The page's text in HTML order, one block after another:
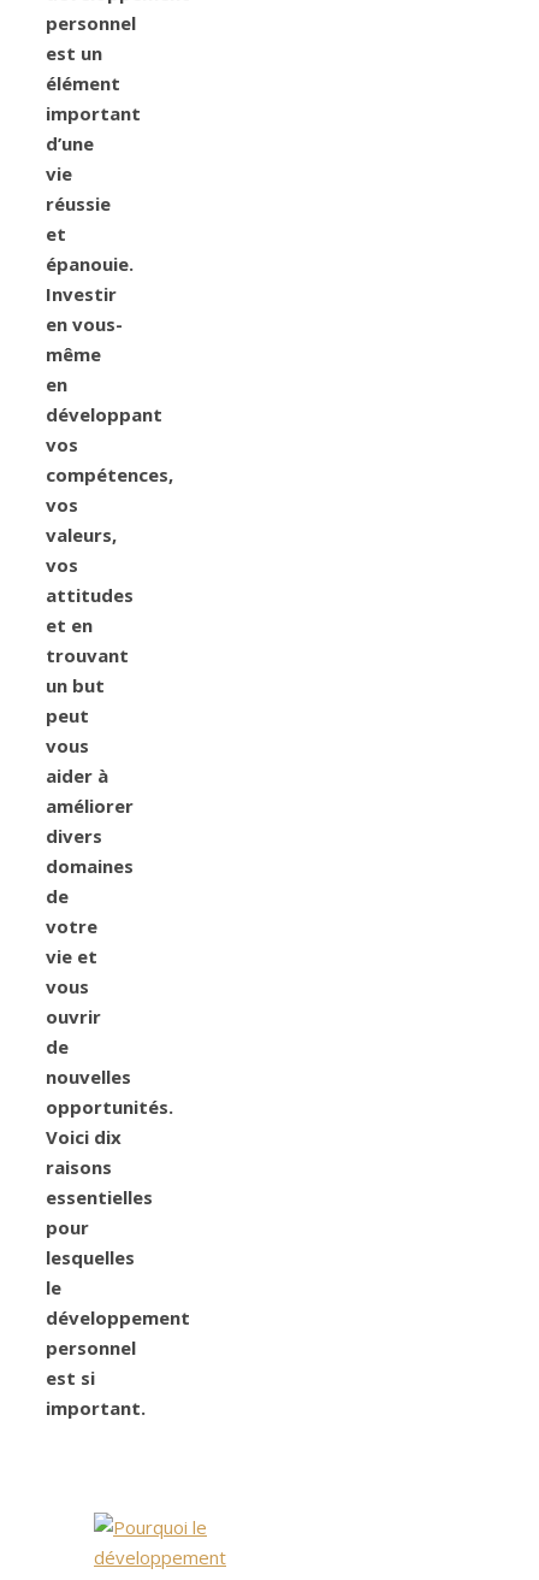
personnel
est un
élément
important
d’une
vie
réussie
et
épanouie.
Investir
en vous-
même
en
développant
vos
compétences,
vos
valeurs,
vos
attitudes
et en
trouvant
un but
peut
vous
aider à
améliorer
divers
domaines
de
votre
vie et
vous
ouvrir
de
nouvelles
opportunités.
Voici dix
raisons
essentielles
pour
lesquelles
le
développement
personnel
est si
important.